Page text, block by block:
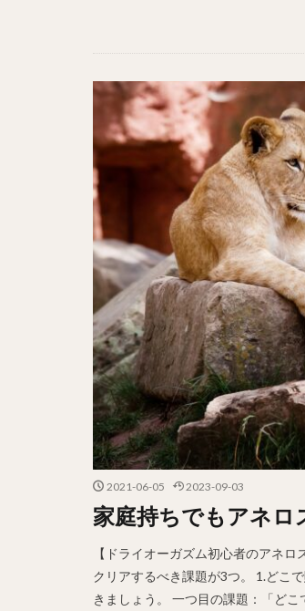
2021-06-05 2023-09-03
家庭持ちでもアネロ
【ドライオーガズム初心者のアネ
クリアするべき課題が3つ。 1.どこ
きましょう。 一つ目の課題：「ど